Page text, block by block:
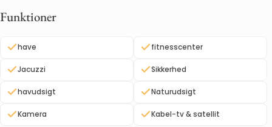
Funktioner
have fitnesscenter
Jacuzzi Sikkerhed
havudsigt Naturudsigt
Kamera Kabel-tv & satellit